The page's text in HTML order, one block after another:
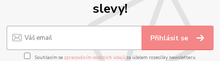
slevy!
Přihlásit se
Souhlasím se zpracováním osobních údajůza účelem rozesílky newsletteru.